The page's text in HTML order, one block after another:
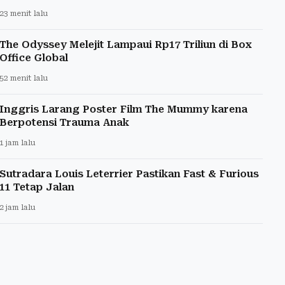
23 menit lalu
The Odyssey Melejit Lampaui Rp17 Triliun di Box
Office Global
52 menit lalu
Inggris Larang Poster Film The Mummy karena
Berpotensi Trauma Anak
1 jam lalu
Sutradara Louis Leterrier Pastikan Fast & Furious
11 Tetap Jalan
2 jam lalu